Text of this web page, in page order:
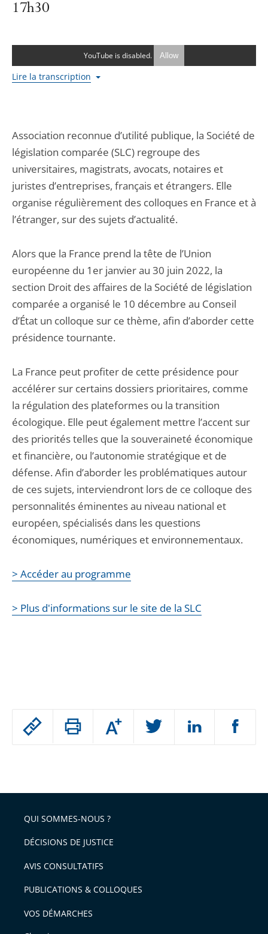
Passer
arriver
après
Augmenter
ou
l'article
pour
avant
17h30
YouTube is disabled. Allow
Lire la transcription
Association reconnue d’utilité publique, la Société de
législation comparée (SLC) regroupe des
universitaires, magistrats, avocats, notaires et
juristes d’entreprises, français et étrangers. Elle
organise régulièrement des colloques en France et à
l’étranger, sur des sujets d’actualité.
Alors que la France prend la tête de l’Union
européenne du 1er janvier au 30 juin 2022, la
section Droit des affaires de la Société de législation
comparée a organisé le 10 décembre au Conseil
d’État un colloque sur ce thème, afin d’aborder cette
présidence tournante.
La France peut profiter de cette présidence pour
accélérer sur certains dossiers prioritaires, comme
la régulation des plateformes ou la transition
écologique. Elle peut également mettre l’accent sur
des priorités telles que la souveraineté économique
et financière, ou l’autonomie stratégique et de
défense. Afin d’aborder les problématiques autour
de ces sujets, interviendront lors de ce colloque des
personnalités éminentes au niveau national et
européen, spécialisés dans les questions
économiques, numériques et environnementaux.
> Accéder au programme
> Plus d'informations sur le site de la SLC
QUI SOMMES-NOUS ?
DÉCISIONS DE JUSTICE
AVIS CONSULTATIFS
PUBLICATIONS & COLLOQUES
VOS DÉMARCHES